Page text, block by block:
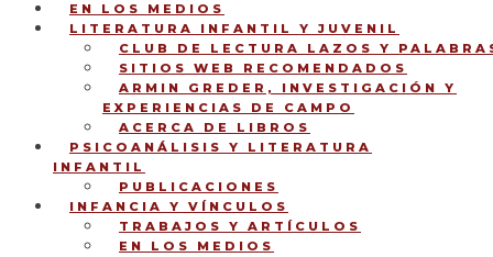
EN LOS MEDIOS
LITERATURA INFANTIL Y JUVENIL
CLUB DE LECTURA LAZOS Y
SITIOS WEB RECOMENDADOS
ARMIN GREDER, INVESTIGACIÓN Y
EXPERIENCIAS DE CAMPO
ACERCA DE LIBROS
PSICOANÁLISIS Y LITERATURA
INFANTIL
PUBLICACIONES
INFANCIA Y VÍNCULOS
TRABAJOS Y ARTÍCULOS
EN LOS MEDIOS